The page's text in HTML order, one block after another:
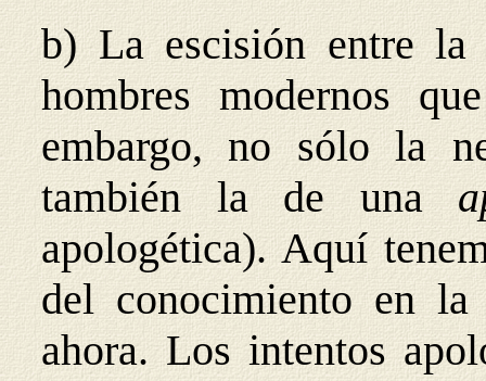
b) La escisión entre la
hombres modernos
embargo, no sólo la
también la de una
apologética). Aquí
del conocimiento en
ahora. Los intentos